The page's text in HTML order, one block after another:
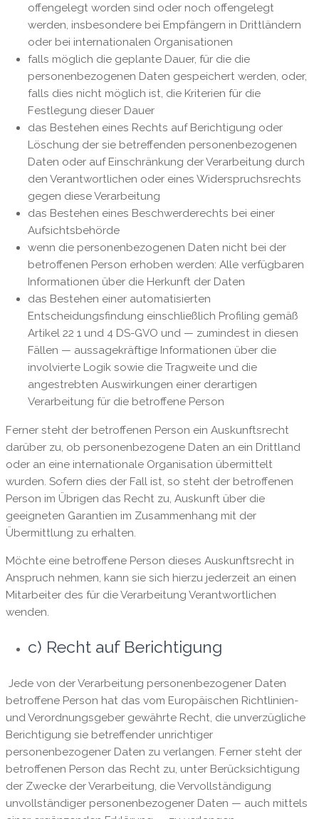
offengelegt worden sind oder noch offengelegt
werden, insbesondere bei Empfängern in Drittländern
oder bei internationalen Organisationen
falls möglich die geplante Dauer, für die die
personenbezogenen Daten gespeichert werden, oder,
falls dies nicht möglich ist, die Kriterien für die
Festlegung dieser Dauer
das Bestehen eines Rechts auf Berichtigung oder
Löschung der sie betreffenden personenbezogenen
Daten oder auf Einschränkung der Verarbeitung durch
den Verantwortlichen oder eines Widerspruchsrechts
gegen diese Verarbeitung
das Bestehen eines Beschwerderechts bei einer
Aufsichtsbehörde
wenn die personenbezogenen Daten nicht bei der
betroffenen Person erhoben werden: Alle verfügbaren
Informationen über die Herkunft der Daten
das Bestehen einer automatisierten
Entscheidungsfindung einschließlich Profiling gemäß
Artikel 22 1 und 4 DS-GVO und — zumindest in diesen
Fällen — aussagekräftige Informationen über die
involvierte Logik sowie die Tragweite und die
angestrebten Auswirkungen einer derartigen
Verarbeitung für die betroffene Person
Ferner steht der betroffenen Person ein Auskunftsrecht
darüber zu, ob personenbezogene Daten an ein Drittland
oder an eine internationale Organisation übermittelt
wurden. Sofern dies der Fall ist, so steht der betroffenen
Person im Übrigen das Recht zu, Auskunft über die
geeigneten Garantien im Zusammenhang mit der
Übermittlung zu erhalten.
Möchte eine betroffene Person dieses Auskunftsrecht in
Anspruch nehmen, kann sie sich hierzu jederzeit an einen
Mitarbeiter des für die Verarbeitung Verantwortlichen
wenden.
c) Recht auf Berichtigung
Jede von der Verarbeitung personenbezogener Daten
betroffene Person hat das vom Europäischen Richtlinien-
und Verordnungsgeber gewährte Recht, die unverzügliche
Berichtigung sie betreffender unrichtiger
personenbezogener Daten zu verlangen. Ferner steht der
betroffenen Person das Recht zu, unter Berücksichtigung
der Zwecke der Verarbeitung, die Vervollständigung
unvollständiger personenbezogener Daten — auch mittels